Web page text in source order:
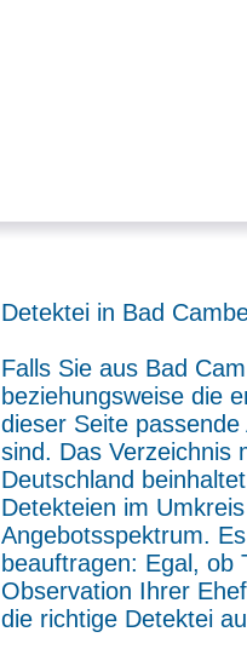
Detektei in Bad
Falls Sie aus Bad
beziehungsweise die
dieser Seite
sind. Das Verzeichnis
Deutschland
Detekteien im
Angebotsspektrum.
beauftragen: Egal, ob
Observation Ihrer
die richtige Detektei